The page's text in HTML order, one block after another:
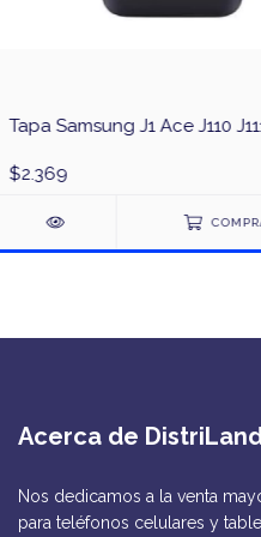
Tapa Samsung J1 Ace J110
$2.369
Acerca de
Nos dedicamos a la venta
para teléfonos celulares y